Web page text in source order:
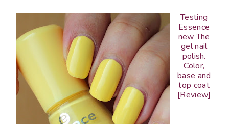
Testing
Essence
new The
gel nail
polish.
Color,
base and
top coat
[Review]